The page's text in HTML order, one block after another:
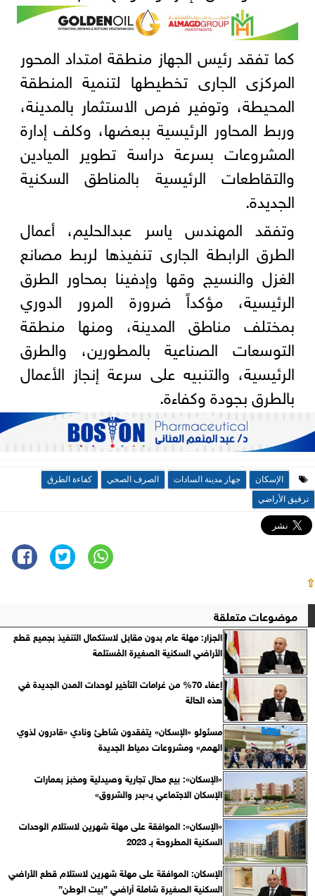
كما تفقد رئيس الجهاز منطقة امتداد المحور
المركزى الجارى تخطيطها لتنمية المنطقة
المحيطة، وتوفير فرص الاستثمار بالمدينة،
وربط المحاور الرئيسية ببعضها، وكلف إدارة
المشروعات بسرعة دراسة تطوير الميادين
والتقاطعات الرئيسية بالمناطق السكنية
الجديدة.
وتفقد المهندس ياسر عبدالحليم، أعمال
الطرق الرابطة الجارى تنفيذها لربط مصانع
الغزل والنسيج وقها وإدفينا بمحاور الطرق
الرئيسية، مؤكداً ضرورة المرور الدوري
بمختلف مناطق المدينة، ومنها منطقة
التوسعات الصناعية بالمطورين، والطرق
الرئيسية، والتنبيه على سرعة إنجاز الأعمال
بالطرق بجودة وكفاءة.
الإسكان جهاز مدينة السادات الصرف الصحي
كفاءة الطرق
ترفيق الأراضي
⇧
موضوعات متعلقة
الجزار: مهلة عام بدون مقابل لاستكمال التنفيذ بجميع قطع
الأراضي السكنية الصغيرة المُستلمة
إعفاء 70% من غرامات التأخير لوحدات المدن الجديدة في
هذه الحالة
مسئولو «الإسكان» يتفقدون شاطئ ونادي «قادرون لذوي
الهمم» ومشروعات دمياط الجديدة
«الإسكان»: بيع محال تجارية وصيدلية ومخبز بعمارات
الإسكان الاجتماعي بـ«بدر والشروق»
«الإسكان»: الموافقة على مهلة شهرين لاستلام الوحدات
السكنية المطروحة بـ 2023
الإسكان: الموافقة على مهلة شهرين لاستلام قطع الأراضي
السكنية الصغيرة شاملة أراضي ”بيت الوطن”